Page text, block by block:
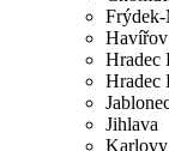
Hradec
Hradec
Jihlava